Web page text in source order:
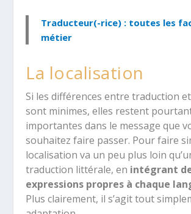
Traducteur(-rice) : toutes les
métier
La localisation
Si les différences entre traduction
sont minimes, elles restent
importantes dans le message que
souhaitez faire passer. Pour faire
localisation va un peu plus loin
traduction littérale, en intégrant
expressions propres à chaque
Plus clairement, il s’agit tout